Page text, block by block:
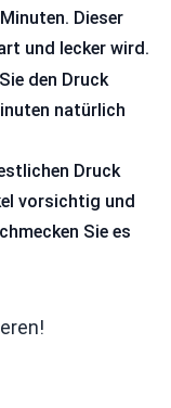
Dieser
und lecker wird.
den Druck
natürlich
Druck
vorsichtig und
Sie es